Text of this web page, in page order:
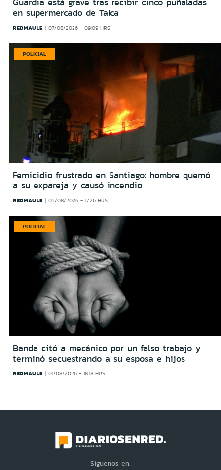
en supermercado de Talca
REDMAULE 07/08/2026 - 09:09 HRS
POLICIAL
Femicidio frustrado en Santiago: hombre quemó
a su expareja y causó incendio
REDMAULE 05/08/2026 - 17:26 HRS
POLICIAL
Banda citó a mecánico por un falso trabajo y
terminó secuestrando a su esposa e hijos
REDMAULE 01/08/2026 - 18:18 HRS
Síguenos en: